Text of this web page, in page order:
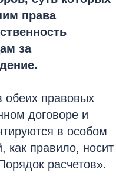
права
за
обеих правовых
договоре и
в особом
как правило, носит
расчетов».